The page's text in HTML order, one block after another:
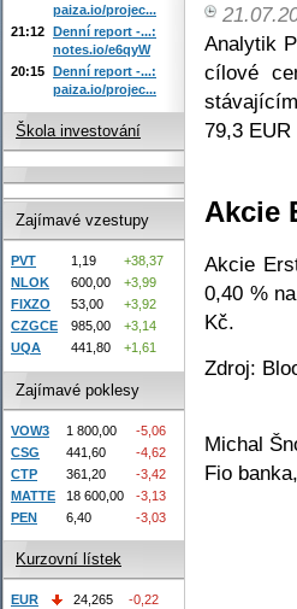
Analytik
cílové
79,3
Akcie
Akcie
0,40 %
Kč.
Zdroj:
Michal
Fio
paiza.io/projec...
21:12 Denní report -...:
notes.io/e6qyW
20:15 Denní report -...:
paiza.io/projec...
Škola investování
Zajímavé vzestupy
PVT 1,19
+38,37
NLOK
600,00
+3,99
FIXZO
53,00
+3,92
CZGCE
985,00
+3,14
UQA
441,80 +1,61
Zajímavé poklesy
VOW3 1 800,00
-5,06
CSG
441,60
-4,62
CTP
361,20
-3,42
MATTE
18 600,00
-3,13
PEN
6,40 -3,03
Kurzovní lístek
EUR 24,265
-0,22